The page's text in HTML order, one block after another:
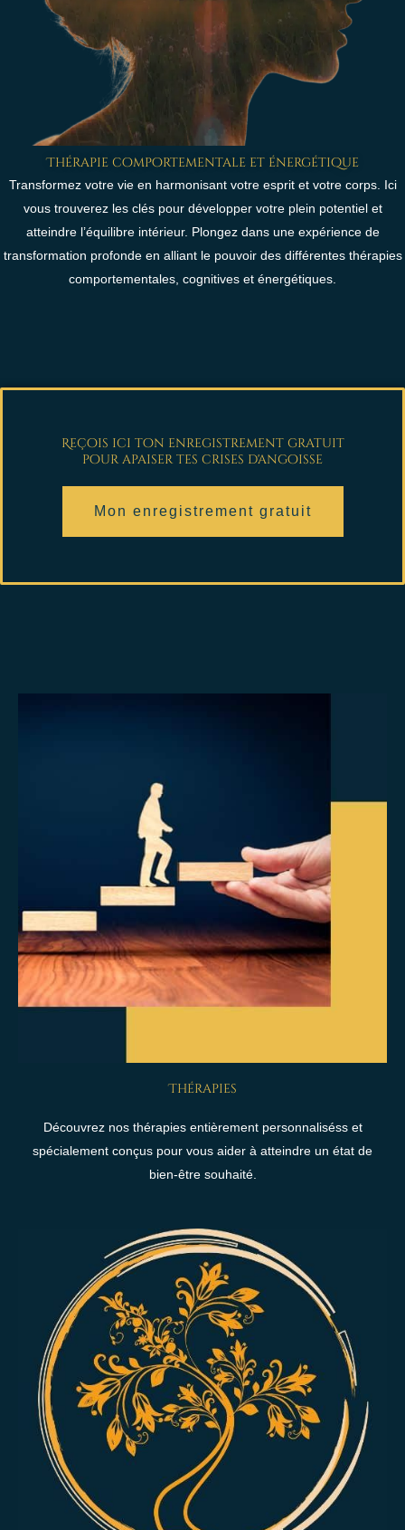
Thérapie comportementale et énergétique
Transformez votre vie en harmonisant votre esprit et votre corps. Ici
vous trouverez les clés pour développer votre plein potentiel et
atteindre l’équilibre intérieur. Plongez dans une expérience de
transformation profonde en alliant le pouvoir des différentes thérapies
comportementales, cognitives et énergétiques.
Reçois ici ton enregistrement gratuit
pour apaiser tes crises d'angoisse
Mon enregistrement gratuit
Thérapies
Découvrez nos thérapies entièrement personnaliséss et
spécialement conçus pour vous aider à atteindre un état de
bien-être souhaité.